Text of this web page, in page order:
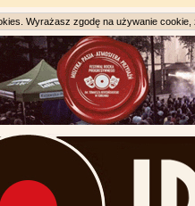
Wyrażasz zgodę na używanie